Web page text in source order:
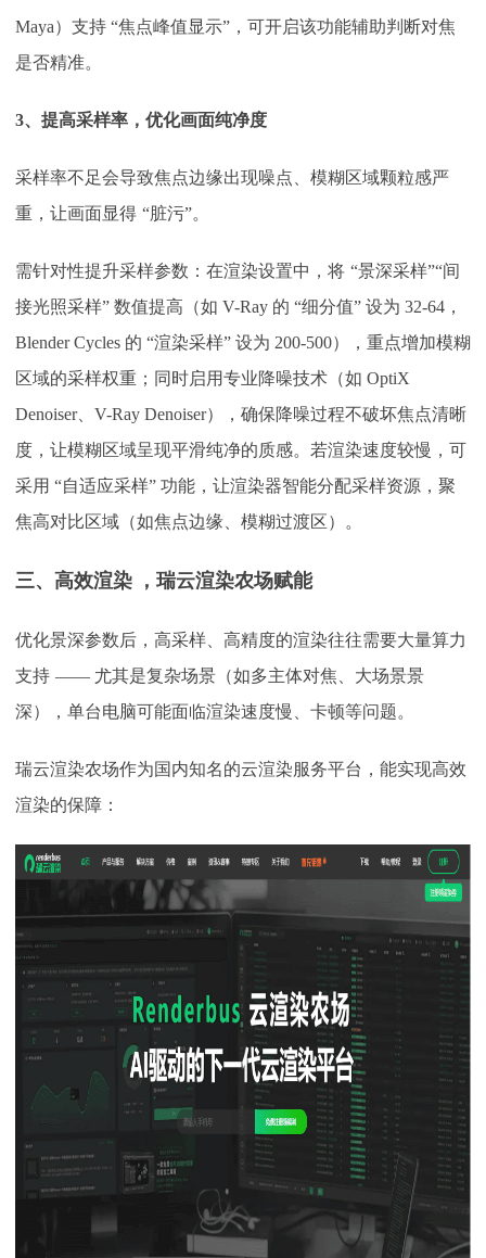
Maya）支持 “焦点峰值显示”，可开启该功能辅助判断对焦
是否精准。​
3、 提高采样率，优化画面纯净度
采样率不足会导致焦点边缘出现噪点、模糊区域颗粒感严
重，让画面显得 “脏污”。
需针对性提升采样参数：在渲染设置中，将 “景深采样”“间
接光照采样” 数值提高（如 V-Ray 的 “细分值” 设为 32-64，
Blender Cycles 的 “渲染采样” 设为 200-500），重点增加模糊
区域的采样权重；同时启用专业降噪技术（如 OptiX
Denoiser、V-Ray Denoiser），确保降噪过程不破坏焦点清晰
度，让模糊区域呈现平滑纯净的质感。若渲染速度较慢，可
采用 “自适应采样” 功能，让渲染器智能分配采样资源，聚
焦高对比区域（如焦点边缘、模糊过渡区）。​
三、高效渲染 ， 瑞云渲染农场赋能
优化景深参数后，高采样、高精度的渲染往往需要大量算力
支持 —— 尤其是复杂场景（如多主体对焦、大场景景
深），单台电脑可能面临渲染速度慢、卡顿等问题。
瑞云渲染农场作为国内知名的云渲染服务平台，能实现高效
渲染的保障：